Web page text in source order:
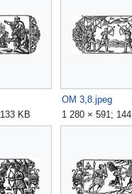
KB
OM 3,8.jpeg
1 280 × 591;